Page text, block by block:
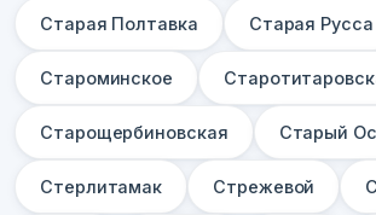
Старая Полтавка Старая Русса
Староминское
Старощербиновская Старый
Стерлитамак Стрежевой